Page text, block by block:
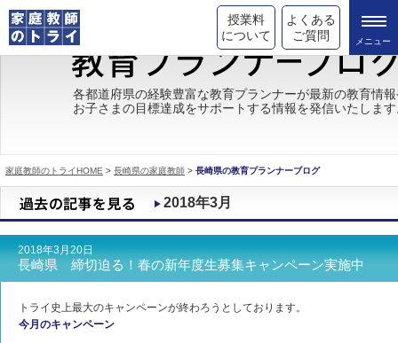
授業料
について
よくある
ご質問
トライの教育理念
成績が上がる理由
都道府県別情報
合格体験談
キャンペーン情報
各都道府県の経験豊富な教育プランナーが最新の教育情
お子さまの目標達成をサポートする情報を発信いたしま
家庭教師のトライHOME > 長崎県の家庭教師 > 長崎県の教育プランナーブログ
2018年3月
2018年3月20日
長崎県 締切迫る！春の新年度生募集キャンペーン実施中
トライ史上最大のキャンペーンが終わろうとしております。
今月のキャンペーン